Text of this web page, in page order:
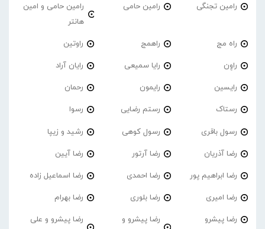
رامین تجنگی رامین حامی
رامین حامی و امین
هانتر
راه مج راهمج راوتین
راوِن رایا سمیعی رایان آراد
رایسین رایمون رحمان
رستاک رستم رضایی رسوا
رسول باقری رسول کوهی رشید و زیپا
رضا آذریان رضا آرتور رضا آیین
رضا ابراهیم پور رضا احمدی رضا اسماعیل زاده
رضا امیری رضا بلوری رضا بهرام
رضا پیشرو
رضا پیشرو و
رضا پیشرو و علی